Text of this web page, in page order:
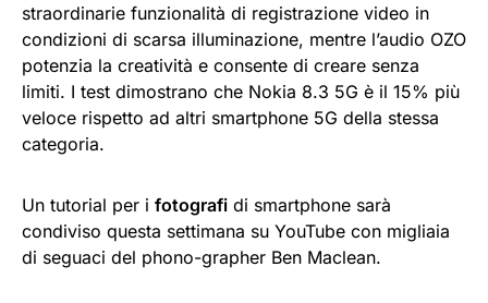
straordinarie funzionalità di registrazione video in
condizioni di scarsa illuminazione, mentre l’audio OZO
potenzia la creatività e consente di creare senza
limiti. I test dimostrano che Nokia 8.3 5G è il 15% più
veloce rispetto ad altri smartphone 5G della stessa
categoria.
Un tutorial per i fotografi di smartphone sarà
condiviso questa settimana su YouTube con migliaia
di seguaci del phono-grapher Ben Maclean.